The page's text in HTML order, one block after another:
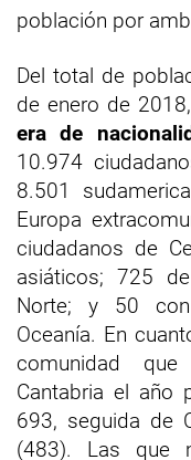
población por
Del total de
de enero de
era de
10.974
8.501
Europa
ciudadanos de
asiáticos; 725
Norte; y 50
Oceanía. En
comunidad
Cantabria el año
693, seguida de
(483). Las que